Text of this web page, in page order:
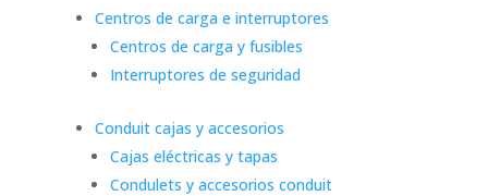
Centros de carga e interruptores
Centros de carga y fusibles
Interruptores de seguridad
Conduit cajas y accesorios
Cajas eléctricas y tapas
Condulets y accesorios conduit